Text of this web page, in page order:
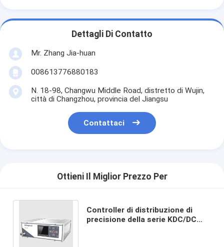
Dettagli Di Contatto
Mr. Zhang Jia-huan
008613776880183
N. 18-98, Changwu Middle Road, distretto di Wujin,
città di Changzhou, provincia del Jiangsu
Contattaci
Ottieni Il Miglior Prezzo Per
Controller di distribuzione di
precisione della serie KDC/DC